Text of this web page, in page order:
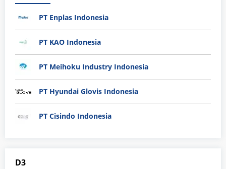
PT Enplas Indonesia
PT KAO Indonesia
PT Meihoku Industry Indonesia
PT Hyundai Glovis Indonesia
PT Cisindo Indonesia
D3